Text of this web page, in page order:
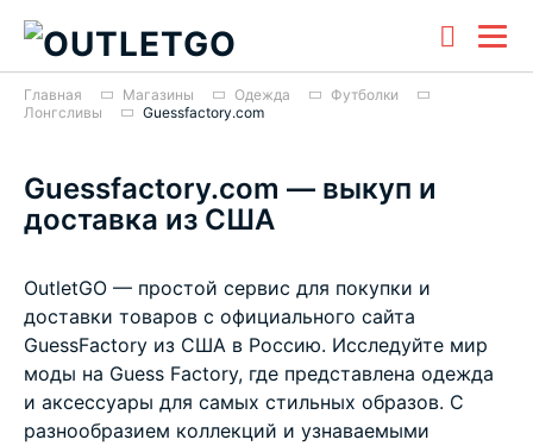
Главная Магазины Одежда
Футболки
Лонгсливы
Guessfactory.com
Guessfactory.com — выкуп и
доставка из США
OutletGO — простой сервис для покупки и
доставки товаров с официального сайта
GuessFactory из США в Россию. Исследуйте мир
моды на Guess Factory, где представлена одежда
и аксессуары для самых стильных образов. С
разнообразием коллекций и узнаваемыми